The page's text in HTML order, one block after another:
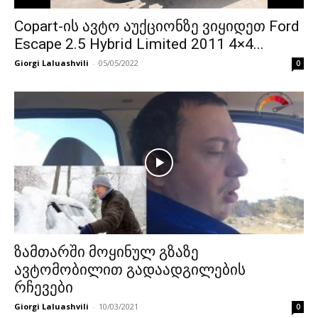
Copart-ის ავტო აუქციონზე ვიყიდეთ Ford
Escape 2.5 Hybrid Limited 2011 4×4...
Giorgi Laluashvili - 05/05/2022 0
ზამთარში მოყინულ გზაზე
ავტომობილით გადაადგილების
რჩევები
Giorgi Laluashvili - 10/03/2021 0